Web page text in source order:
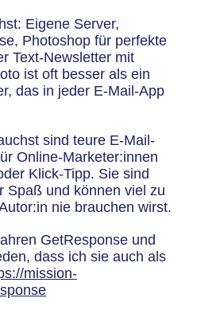
Eigene Server,
Photoshop für perfekte
Text-Newsletter mit
ist oft besser als ein
das in jeder E-Mail-App
sind teure E-Mail-
Online-Marketer:innen
Klick-Tipp. Sie sind
Spaß und können viel zu
nie brauchen wirst.
GetResponse und
dass ich sie auch als
mission-